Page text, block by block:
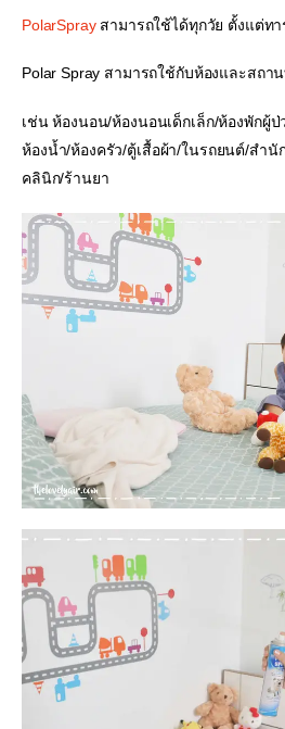
PolarSpray สามารถใช้ได้ทุกวัย ตั้งแต่ทา
Polar Spray สามารถใช้กับห้องและสถา
เช่น ห้องนอน/ห้องนอนเด็กเล็ก/ห้องพักผู้ป่
ห้องน้ำ/ห้องครัว/ตู้เสื้อผ้า/ในรถยนต์/สำนั
คลินิก/ร้านยา